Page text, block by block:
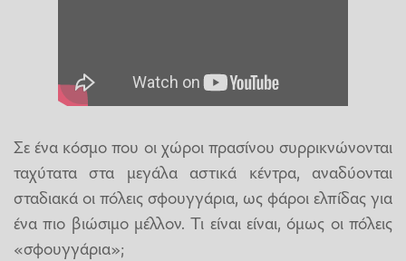
Σε ένα κόσμο που οι χώροι πρασίνου συρρικνώνονται
ταχύτατα στα μεγάλα αστικά κέντρα, αναδύονται
σταδιακά οι πόλεις σφουγγάρια, ως φάροι ελπίδας για
ένα πιο βιώσιμο μέλλον. Τι είναι είναι, όμως οι πόλεις
«σφουγγάρια»;